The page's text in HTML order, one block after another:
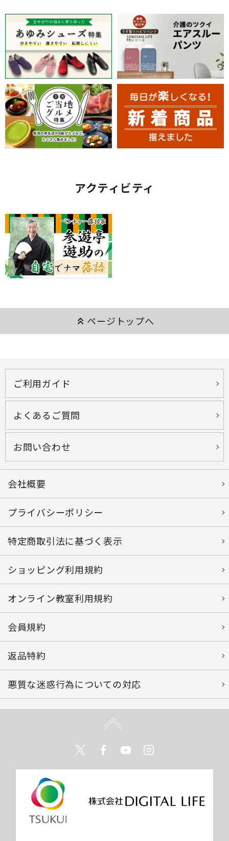
アクティビティ
keyboard_double_arrow_up ページトップへ
ご利用ガイド
よくあるご質問
お問い合わせ
会社概要
プライバシーポリシー
特定商取引法に基づく表示
ショッピング利用規約
オンライン教室利用規約
会員規約
返品特約
悪質な迷惑行為についての対応
TwitterFacebookYoutube